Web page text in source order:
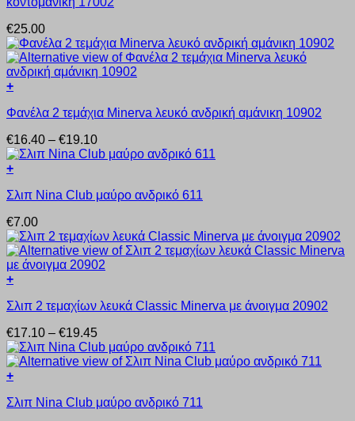
προϊόν
πολλαπλές
παραλλαγές.
Οι
επιλογές
μπορούν
επιλεγούν
σελίδα
του
προϊόντος
€25.00
+
το
έχει
πολλαπλές
παραλλαγές.
επιλογές
να
επιλεγούν
στη
σελίδα
του
προϊόντος
Φανέλα 2 τεμάχια Minerva λευκό ανδρική αμάνικη 10902
€16.40 – €19.10Price
range:
€19.10
+
το
έχει
πολλαπλές
παραλλαγές.
Οι
επιλογές
να
στη
σελίδα
του
προϊόντος
Σλιπ Nina Club μαύρο ανδρικό 611
€7.00
+
το
έχει
πολλαπλές
παραλλαγές.
Οι
μπορούν
Σλιπ 2 τεμαχίων λευκά Classic Minerva με άνοιγμα 20902
€17.10 – €19.45Price
range:
€17.10
+
το
Σλιπ Nina Club μαύρο ανδρικό 711